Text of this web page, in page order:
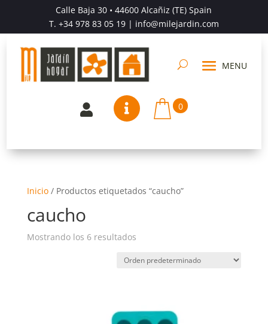
Calle Baja 30 • 44600 Alcañiz (TE) Spain
T. +34 978 83 05 19| info@milejardin.com
  0
Inicio/ Productos etiquetados “caucho”
caucho
Mostrando los 6 resultados